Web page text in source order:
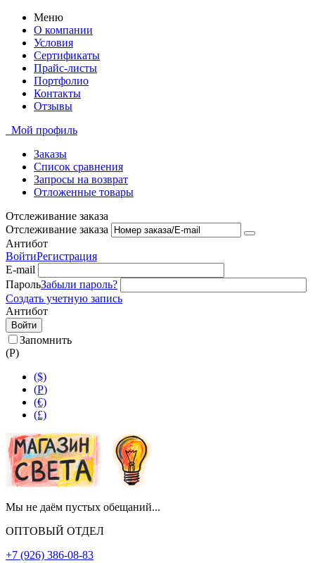
Меню
О компании
Условия
Сертификаты
Прайс-листы
Портфолио
Контакты
Отзывы
Мой профиль
Заказы
Список сравнения
Запросы на возврат
Отложенные товары
Отслеживание заказа
Отслеживание заказа
Антибот
ВойтиРегистрация
E-mail
ПарольЗабыли пароль?
Создать учетную запись
Антибот
Войти
Запомнить
(Р)
($)
(Р)
(€)
(£)
Мы не даём пустых обещаний...
ОПТОВЫЙ ОТДЕЛ
+7 (926) 386-08-83